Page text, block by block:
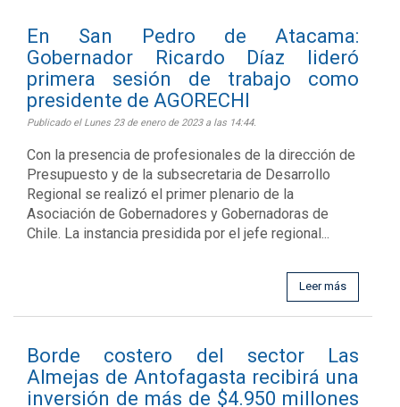
En San Pedro de Atacama:
Gobernador Ricardo Díaz lideró
primera sesión de trabajo como
presidente de AGORECHI
Publicado el Lunes 23 de enero de 2023 a las 14:44.
Con la presencia de profesionales de la dirección de
Presupuesto y de la subsecretaria de Desarrollo
Regional se realizó el primer plenario de la
Asociación de Gobernadores y Gobernadoras de
Chile. La instancia presidida por el jefe regional...
Leer más
Borde costero del sector Las
Almejas de Antofagasta recibirá una
inversión de más de $4.950 millones